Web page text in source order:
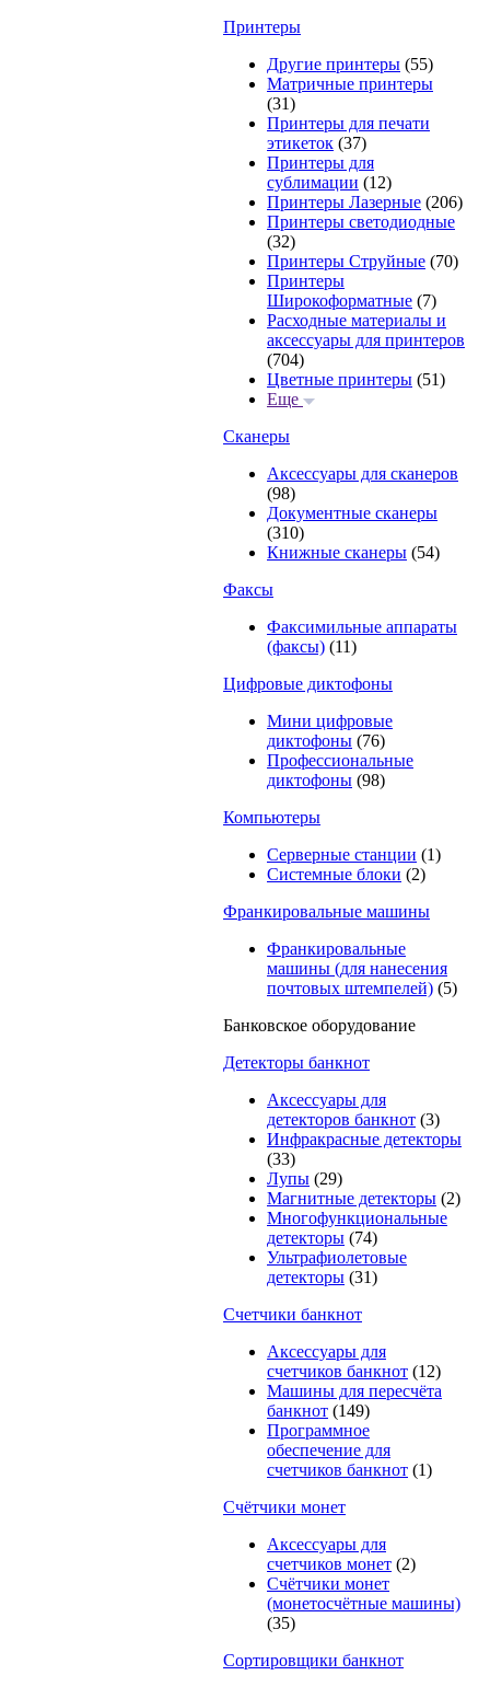
Принтеры
Другие принтеры (55)
Матричные принтеры
(31)
Принтеры для печати
этикеток (37)
Принтеры для
сублимации (12)
Принтеры Лазерные (206)
Принтеры светодиодные
(32)
Принтеры Струйные (70)
Принтеры
Широкоформатные (7)
Расходные материалы и
аксессуары для принтеров
(704)
Цветные принтеры (51)
Еще
Сканеры
Аксессуары для сканеров
(98)
Документные сканеры
(310)
Книжные сканеры (54)
Факсы
Факсимильные аппараты
(факсы) (11)
Цифровые диктофоны
Мини цифровые
диктофоны (76)
Профессиональные
диктофоны (98)
Компьютеры
Серверные станции (1)
Системные блоки (2)
Франкировальные машины
Франкировальные
машины (для нанесения
почтовых штемпелей) (5)
Банковское оборудование
Детекторы банкнот
Аксессуары для
детекторов банкнот (3)
Инфракрасные детекторы
(33)
Лупы (29)
Магнитные детекторы (2)
Многофункциональные
детекторы (74)
Ультрафиолетовые
детекторы (31)
Счетчики банкнот
Аксессуары для
счетчиков банкнот (12)
Машины для пересчёта
банкнот (149)
Программное
обеспечение для
счетчиков банкнот (1)
Счётчики монет
Аксессуары для
счетчиков монет (2)
Счётчики монет
(монетосчётные машины)
(35)
Cортировщики банкнот